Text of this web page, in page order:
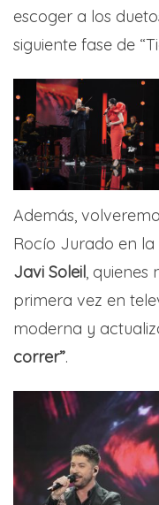
escoger a los
siguiente fase de
Además,
Rocío Jurado en la
Javi Soleil, quienes
primera vez en
moderna y
correr”.